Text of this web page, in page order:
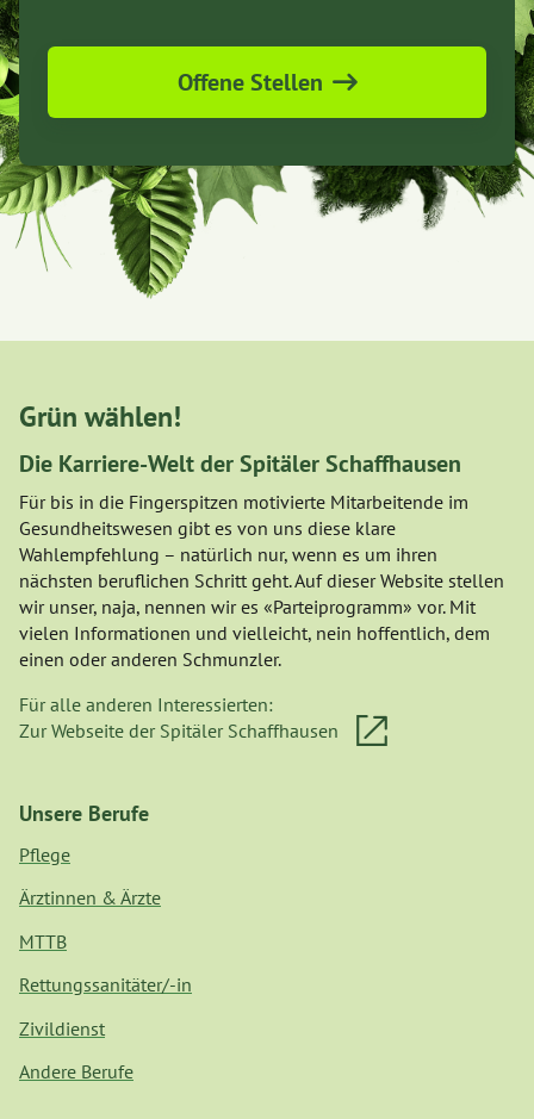
Offene Stellen
Grün wählen!
Die Karriere-Welt der Spitäler Schaffhausen
Für bis in die Fingerspitzen motivierte Mitarbeitende im
Gesundheitswesen gibt es von uns diese klare
Wahlempfehlung – natürlich nur, wenn es um ihren
nächsten beruflichen Schritt geht. Auf dieser Website stellen
wir unser, naja, nennen wir es «Parteiprogramm» vor. Mit
vielen Informationen und vielleicht, nein hoffentlich, dem
einen oder anderen Schmunzler.
Für alle anderen Interessierten:
Zur Webseite der Spitäler Schaffhausen
Unsere Berufe
Pflege
Ärztinnen & Ärzte
MTTB
Rettungssanitäter/-in
Zivildienst
Andere Berufe